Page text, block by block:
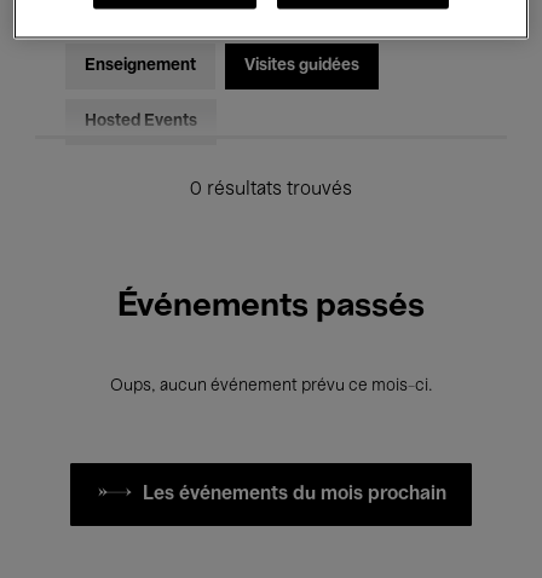
Pour tous Kids’ Palace
Enseignement Visites guidées
Hosted Events
0 résultats trouvés
Événements passés
Oups, aucun événement prévu ce mois-ci.
Les événements du mois prochain